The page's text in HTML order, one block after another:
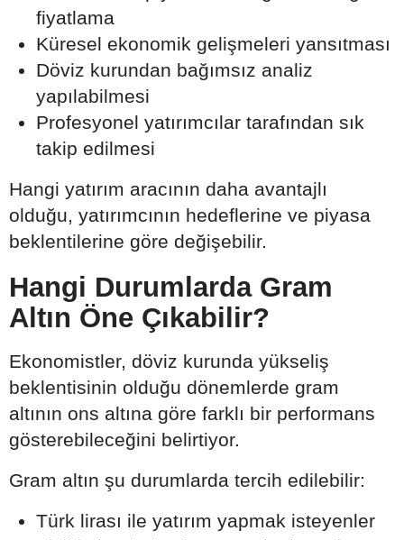
fiyatlama
Küresel ekonomik gelişmeleri yansıtması
Döviz kurundan bağımsız analiz
yapılabilmesi
Profesyonel yatırımcılar tarafından sık
takip edilmesi
Hangi yatırım aracının daha avantajlı
olduğu, yatırımcının hedeflerine ve piyasa
beklentilerine göre değişebilir.
Hangi Durumlarda Gram
Altın Öne Çıkabilir?
Ekonomistler, döviz kurunda yükseliş
beklentisinin olduğu dönemlerde gram
altının ons altına göre farklı bir performans
gösterebileceğini belirtiyor.
Gram altın şu durumlarda tercih edilebilir:
Türk lirası ile yatırım yapmak isteyenler